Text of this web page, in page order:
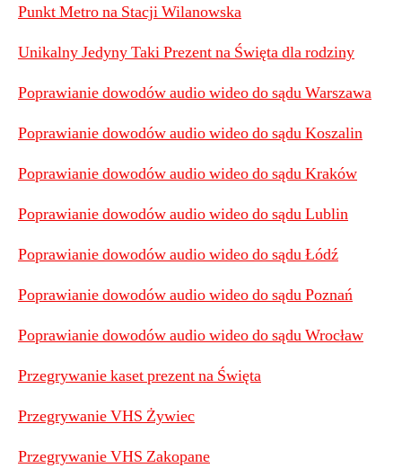
Punkt Metro na Stacji Wilanowska
Unikalny Jedyny Taki Prezent na Święta dla rodziny
Poprawianie dowodów audio wideo do sądu Warszawa
Poprawianie dowodów audio wideo do sądu Koszalin
Poprawianie dowodów audio wideo do sądu Kraków
Poprawianie dowodów audio wideo do sądu Lublin
Poprawianie dowodów audio wideo do sądu Łódź
Poprawianie dowodów audio wideo do sądu Poznań
Poprawianie dowodów audio wideo do sądu Wrocław
Przegrywanie kaset prezent na Święta
Przegrywanie VHS Żywiec
Przegrywanie VHS Zakopane